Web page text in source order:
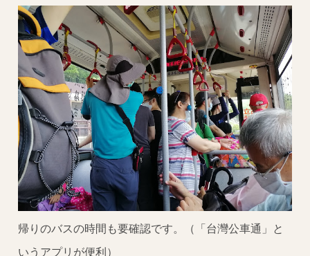
帰りのバスの時間も要確認です。（「台灣公車通」と
いうアプリが便利）